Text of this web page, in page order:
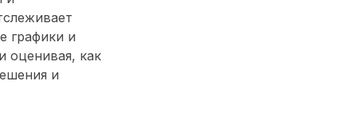
графики и
оценивая, как
и